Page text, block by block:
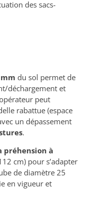
des sacs-
du sol permet de
déchargement et
peut
rabattue (espace
un dépassement
.
préhension à
cm) pour s’adapter
de diamètre 25
en vigueur et